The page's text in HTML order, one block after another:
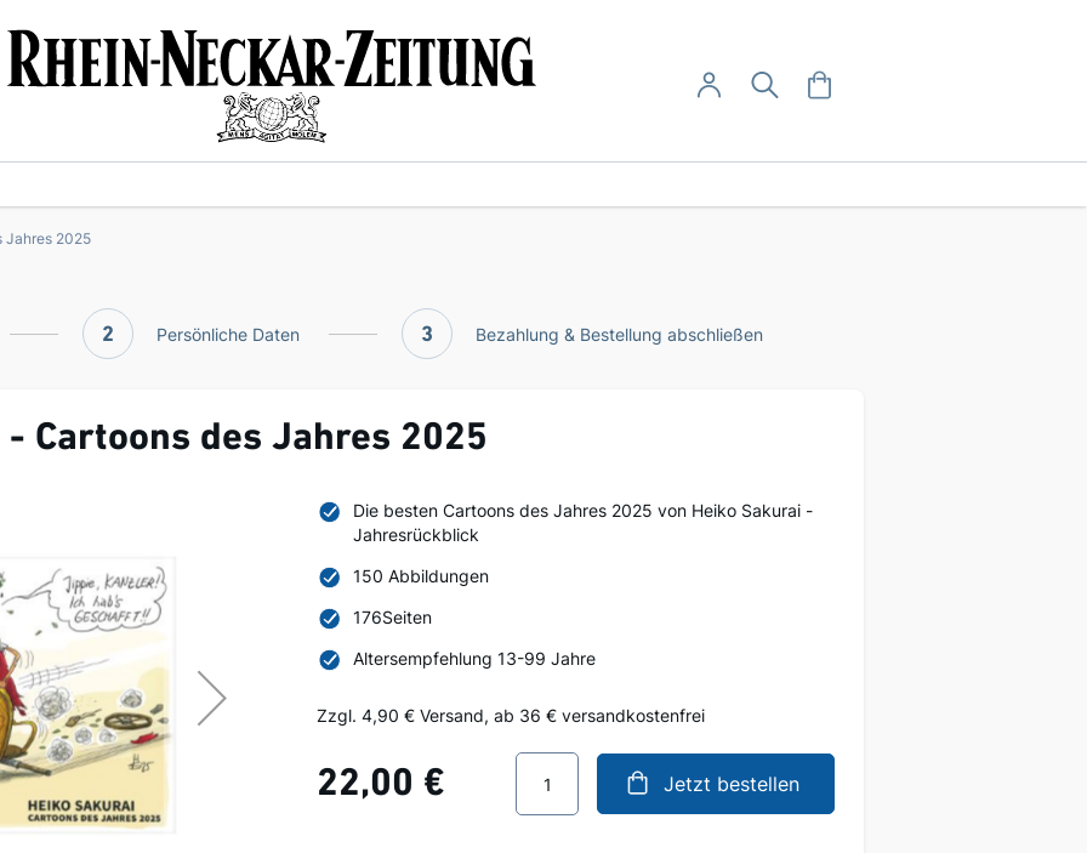
User-Menü
Anmelden
Jahres 2025
2 Persönliche Daten 3 Bezahlung & Bestellung abschließen
Cartoons des Jahres 2025
Die besten Cartoons des Jahres 2025 von Heiko Sakurai -
Jahresrückblick
150 Abbildungen
176Seiten
Altersempfehlung 13-99 Jahre
Zzgl. 4,90 € Versand, ab 36 € versandkostenfrei
Jetzt bestellen
22,00 €